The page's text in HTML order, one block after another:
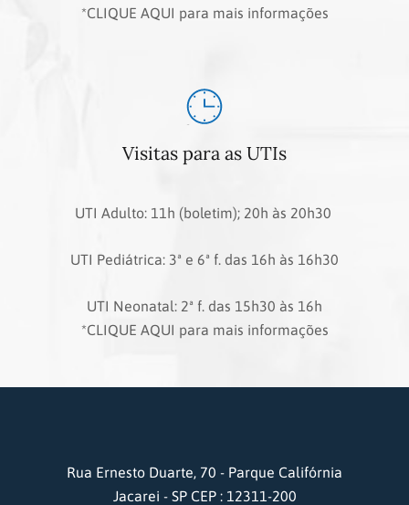
*CLIQUE AQUI para mais informações
Visitas para as UTIs
UTI Adulto: 11h (boletim); 20h às 20h30
UTI Pediátrica: 3ª e 6ª f. das 16h às 16h30
UTI Neonatal: 2ª f. das 15h30 às 16h
*CLIQUE AQUI para mais informações
Rua Ernesto Duarte, 70 - Parque Califórnia
Jacarei - SP CEP : 12311-200